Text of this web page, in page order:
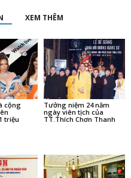
XEM THÊM
cộng
triệu
Tưởng niệm 24 năm
ngày viên tịch của
TT.Thích Chơn Thanh